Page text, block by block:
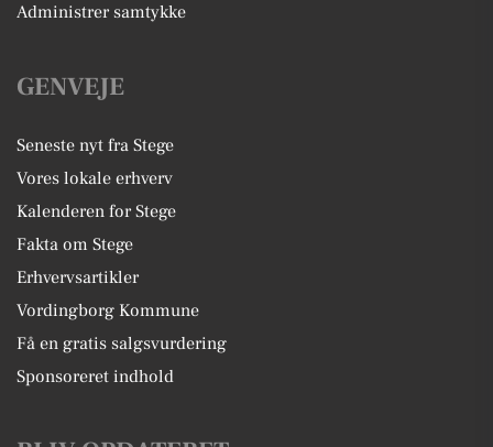
Administrer samtykke
GENVEJE
Seneste nyt fra Stege
Vores lokale erhverv
Kalenderen for Stege
Fakta om Stege
Erhvervsartikler
Vordingborg Kommune
Få en gratis salgsvurdering
Sponsoreret indhold